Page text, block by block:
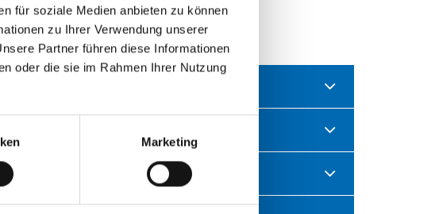
für soziale Medien anbieten zu können
zu Ihrer Verwendung unserer
Partner führen diese Informationen
oder die sie im Rahmen Ihrer Nutzung
Marketing